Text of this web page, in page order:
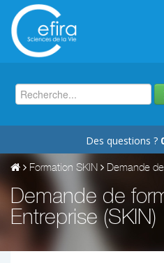
Des questions ?
Formation SKIN Demande
Demande de
Entreprise (SKIN)